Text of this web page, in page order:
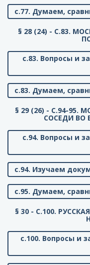
с.77. Думаем,
§ 28 (24) - C.83.
с.83. Вопросы и
с.83. Думаем,
§ 29 (26) - C.94-95.
СОСЕДИ ВО
с.94. Вопросы и
с.94. Изучаем
с.95. Думаем,
§ 30 - C.100.
с.100. Вопросы и